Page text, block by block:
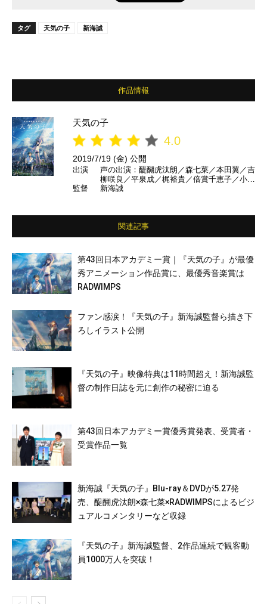
タグ 天気の子 新海誠
作品情報
天気の子
4.0
2019/7/19 (金) 公開
出演
声の出演：醍醐虎汰朗／森七菜／本田翼／吉
柳咲良／平泉成／梶裕貴／倍賞千恵子／小栗
旬 ほか
監督 新海誠
関連記事
第43回日本アカデミー賞｜『天気の子』が最優
秀アニメーション作品賞に、最優秀音楽賞は
RADWIMPS
ファン感涙！『天気の子』新海誠監督ら描き下
ろしイラスト公開
『天気の子』映像特典は11時間超え！新海誠監
督の制作日誌を元に創作の秘密に迫る
第43回日本アカデミー賞優秀賞発表、受賞者・
受賞作品一覧
新海誠『天気の子』Blu-ray＆DVDが5.27発
売、醍醐⻁汰朗×森七菜×RADWIMPSによるビジ
ュアルコメンタリーなど収録
『天気の子』新海誠監督、2作品連続で観客動
員1000万人を突破！